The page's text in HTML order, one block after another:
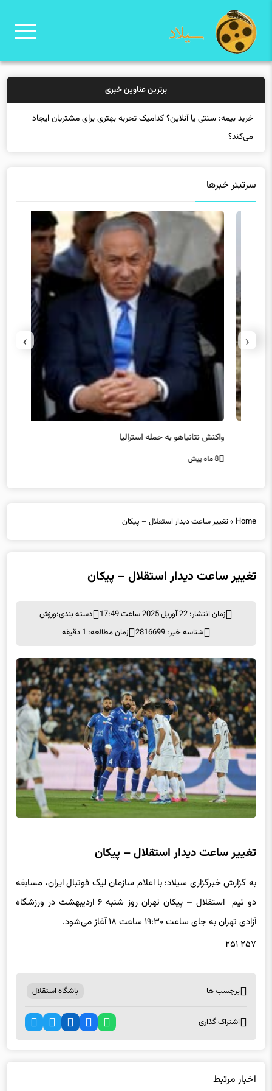
برترین عناوین خبری
خرید بیمه: سنتی یا آنلاین؟ کدامیک تجربه بهتری برای مشتریان ایجاد
می‌کند؟
سرتیتر خبرها
واکنش نتانیاهو به حمله استرالیا
‹
›
Home
»تغییر ساعت دیدار استقلال – پیکان
تغییر ساعت دیدار استقلال – پیکان
زمان انتشار: 22 آوریل 2025 ساعت 17:49 دسته بندی:ورزش
شناسه خبر: 2816699
زمان مطالعه: 1 دقیقه
تغییر ساعت دیدار استقلال – پیکان
به گزارش خبرگزاری سیلاد؛ با اعلام سازمان لیگ فوتبال ایران، مسابقه
دو تیم استقلال – پیکان تهران روز شنبه ۶ اردیبهشت در ورزشگاه
آزادی تهران به جای ساعت ۱۹:۳۰ ساعت ۱۸ آغاز می‌شود.
۲۵۷ ۲۵۱
برچسب ها باشگاه استقلال
اشتراک گذاری
اخبار مرتبط